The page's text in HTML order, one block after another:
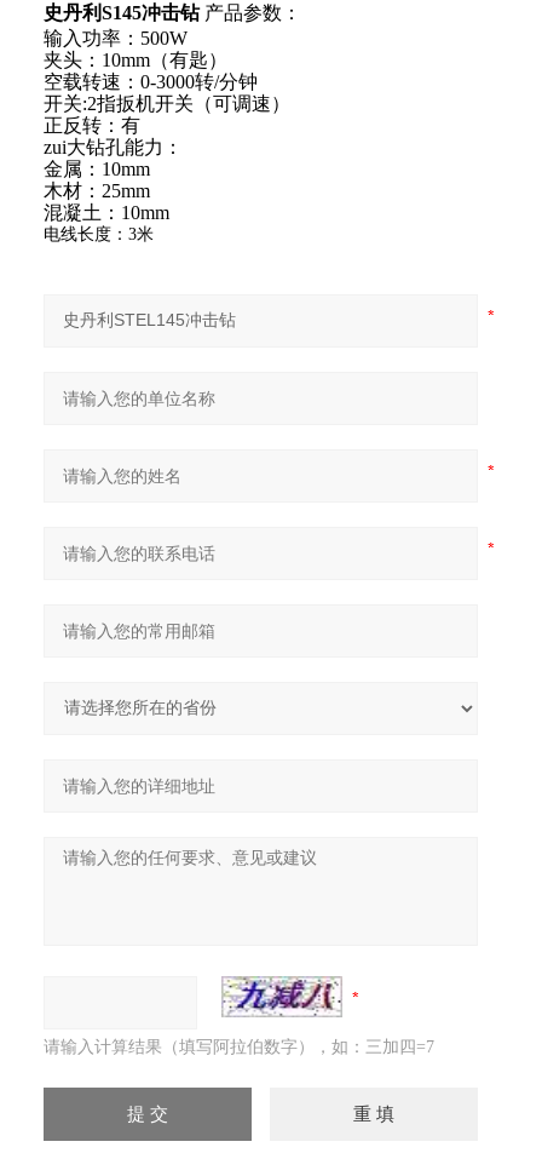
史丹利S145冲击钻 产品参数：
输入功率： 500W
夹头： 10mm（有匙）
空载转速： 0-3000转/分钟
开关:2指扳机开关（可调速）
正反转：有
zui大钻孔能力：
金属： 10mm
木材： 25mm
混凝土： 10mm
电线长度： 3米
请输入计算结果（填写阿拉伯数字），如：三加四=7